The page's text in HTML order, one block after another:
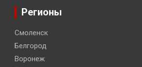
Регионы
Смоленск
Белгород
Воронеж